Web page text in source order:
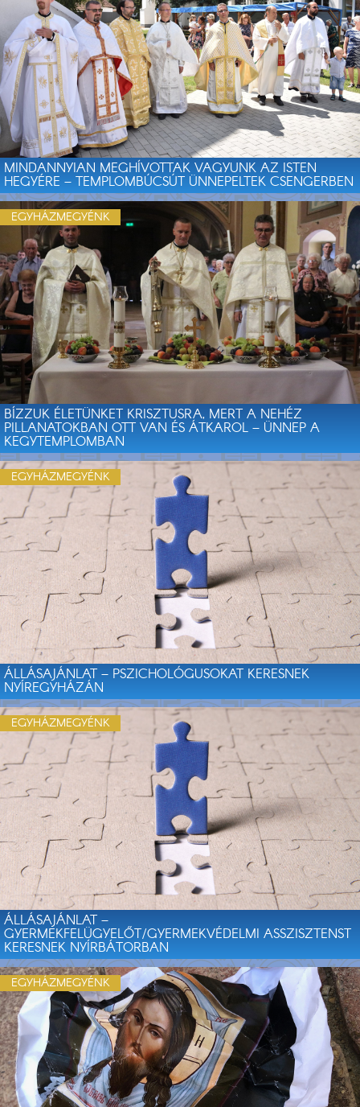
MINDANNYIAN MEGHÍVOTTAK VAGYUNK AZ ISTEN
HEGYÉRE – TEMPLOMBÚCSÚT ÜNNEPELTEK CSENGERBEN
BÍZZUK ÉLETÜNKET KRISZTUSRA, MERT A NEHÉZ
PILLANATOKBAN OTT VAN ÉS ÁTKAROL – ÜNNEP A
KEGYTEMPLOMBAN
EGYHÁZMEGYÉNK
ÁLLÁSAJÁNLAT – PSZICHOLÓGUSOKAT KERESNEK
NYÍREGYHÁZÁN
EGYHÁZMEGYÉNK
ÁLLÁSAJÁNLAT –
GYERMEKFELÜGYELŐT/GYERMEKVÉDELMI ASSZISZTENST
KERESNEK NYÍRBÁTORBAN
EGYHÁZMEGYÉNK
EGYHÁZMEGYÉNK